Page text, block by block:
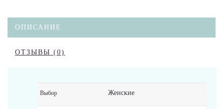
ОПИСАНИЕ
ОТЗЫВЫ (0)
Выбор Женские